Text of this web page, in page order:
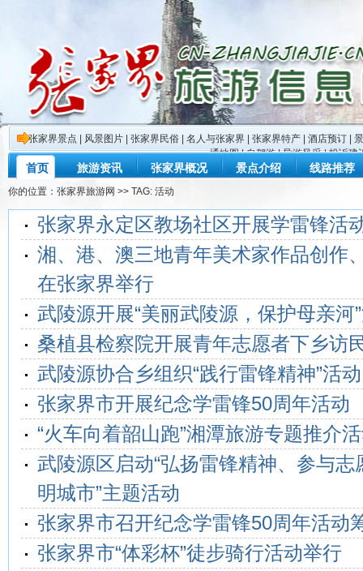
张家界景点 风景图片 张家界民俗 名人与张家界 张家界特产 酒店预订
通地图|自驾游|导游风采|投诉建
首页 旅游资讯 张家界概况 景点介绍 线路推荐
你的位置： 张家界旅游网 >> TAG: 活动
张家界永定区教场社区开展学雷锋活
湘、港、澳三地青年美术家作品创作
在张家界举行
武陵源开展“美丽武陵源，保护母亲河
桑植县检察院开展青年志愿者下乡访
武陵源协合乡组织“践行雷锋精神”活动
张家界市开展纪念学雷锋50周年活动
“火车向着韶山跑”湘潭旅游专题推介
武陵源区启动“弘扬雷锋精神、参与
明城市”主题活动
张家界市召开纪念学雷锋50周年活动
张家界市“体彩杯”徒步骑行活动举行